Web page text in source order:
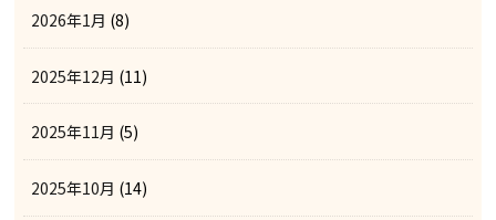
2026年1月 (8)
2025年12月 (11)
2025年11月 (5)
2025年10月 (14)